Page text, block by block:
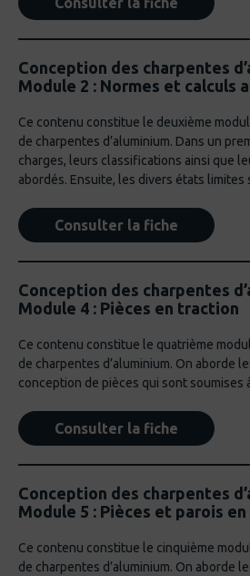
Conception des charpentes
Module 2 : Normes et calculs
Ce contenu constitue le deuxième
de charpentes d’aluminium. Dans un
charges, leurs classifications ainsi que
abordés. Ensuite, les divers états limites
Consulter la fiche
Conception des charpentes
Module 4 : Pièces en traction
Ce contenu constitue le quatrième
de charpentes d’aluminium. On aborde
conception de pièces qui sont soumises
Consulter la fiche
Conception des charpentes
Module 5 : Pièces et parois
Ce contenu constitue le cinquième
de charpentes d’aluminium. On aborde